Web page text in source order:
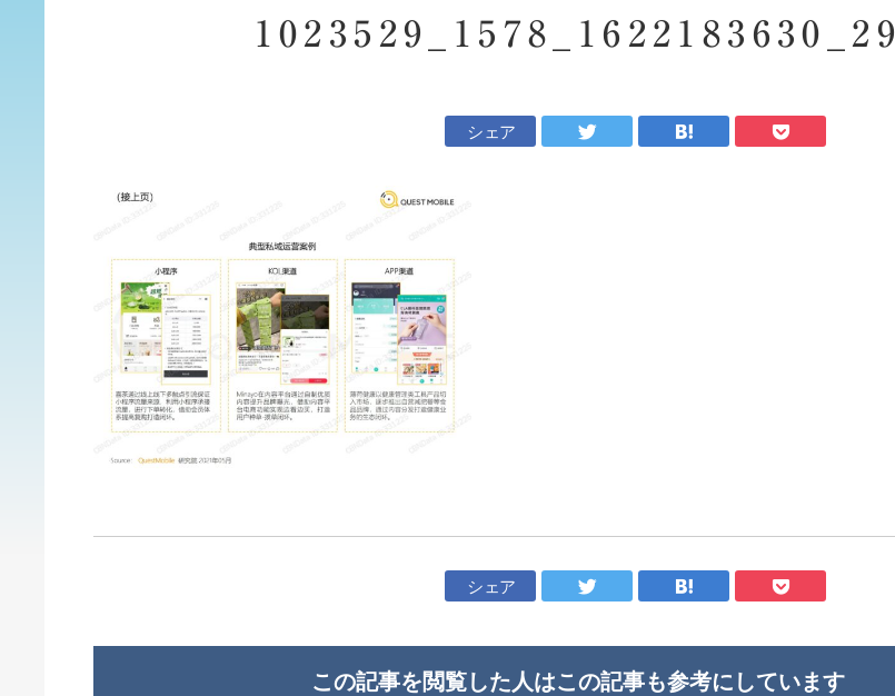
1023529_1578_1622183630_29
シェア
シェア
この記事を閲覧した人はこの記事も参考にしています